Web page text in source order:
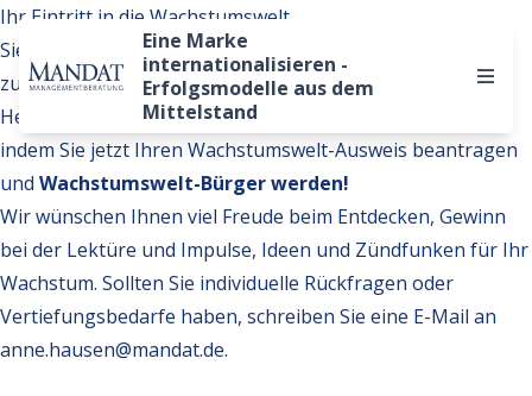
Eine Marke
internationalisieren -
Erfolgsmodelle aus dem
Mittelstand
Ihr Eintritt in die Wachstumswelt
Sie möchten auf weitere Inhalte der Wachstumswelt
zugreifen?
Hervorragend. Werden Sie Teil unserer Gemeinschaft,
indem Sie jetzt Ihren Wachstumswelt-Ausweis beantragen
und Wachstumswelt-Bürger werden!
Wir wünschen Ihnen viel Freude beim Entdecken, Gewinn
bei der Lektüre und Impulse, Ideen und Zündfunken für Ihr
Wachstum. Sollten Sie individuelle Rückfragen oder
Vertiefungsbedarfe haben, schreiben Sie eine E-Mail an
anne.hausen@mandat.de.